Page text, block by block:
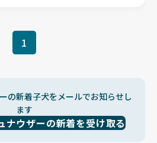
1
の新着子犬をメールでお知らせし
ます
ナウザーの新着を受け取る